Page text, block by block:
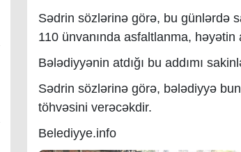
Sədrin sözlərinə görə, bu günlərdə
110 ünvanında asfaltlanma, həyətin
Bələdiyyənin atdığı bu addımı
Sədrin sözlərinə görə, bələdiyyə
töhvəsini verəcəkdir.
Belediyye.info